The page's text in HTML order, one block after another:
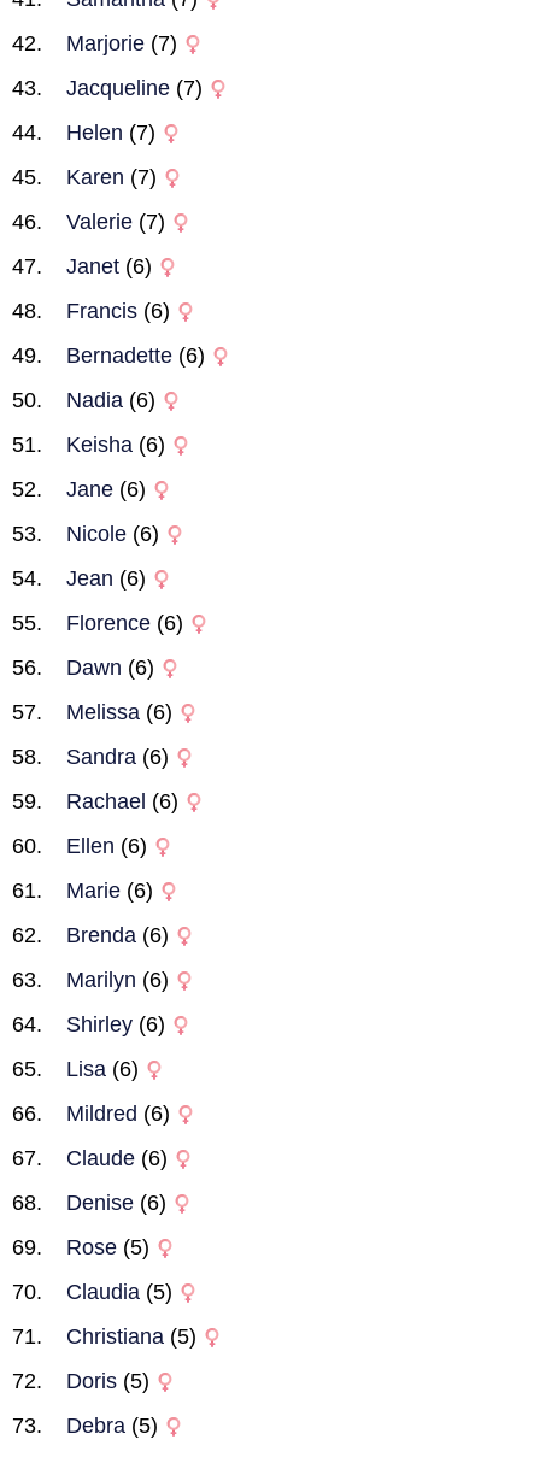
Marjorie (7)
Jacqueline (7)
Helen (7)
Karen (7)
Valerie (7)
Janet (6)
Francis (6)
Bernadette (6)
Nadia (6)
Keisha (6)
Jane (6)
Nicole (6)
Jean (6)
Florence (6)
Dawn (6)
Melissa (6)
Sandra (6)
Rachael (6)
Ellen (6)
Marie (6)
Brenda (6)
Marilyn (6)
Shirley (6)
Lisa (6)
Mildred (6)
Claude (6)
Denise (6)
Rose (5)
Claudia (5)
Christiana (5)
Doris (5)
Debra (5)